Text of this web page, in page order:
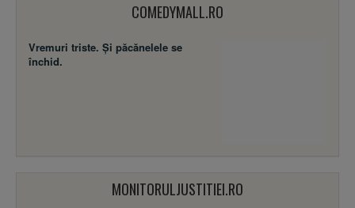
COMEDYMALL.RO
Vremuri triste. Şi păcănelele se
închid.
MONITORULJUSTITIEI.RO